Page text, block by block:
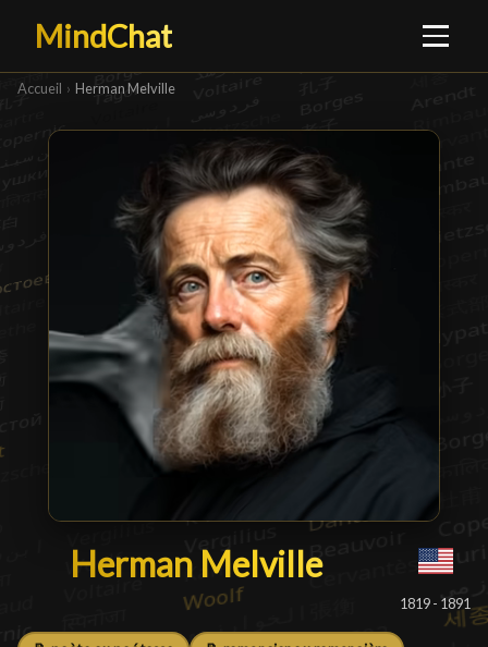
MindChat
Accueil › Herman Melville
Herman Melville
Herman Melville█
1819 - 1891